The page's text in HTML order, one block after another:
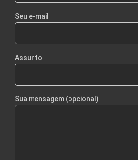
Seu e-mail
Assunto
Sua mensagem (opcional)